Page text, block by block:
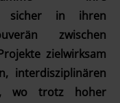
sicher in ihren
zwischen
zielwirksam
interdisziplinären
wo trotz hoher